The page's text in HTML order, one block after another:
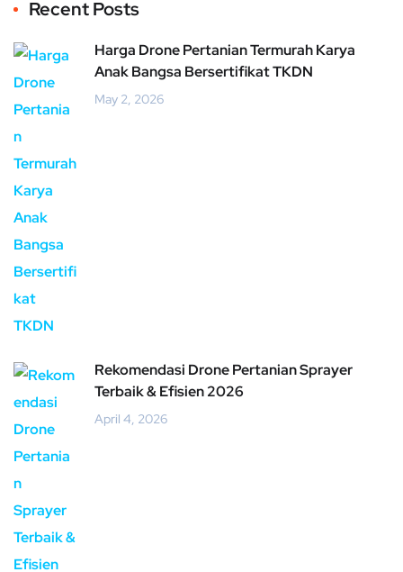
Recent Posts
Harga Drone Pertanian Termurah Karya
Anak Bangsa Bersertifikat TKDN
May 2, 2026
Rekomendasi Drone Pertanian Sprayer
Terbaik & Efisien 2026
April 4, 2026